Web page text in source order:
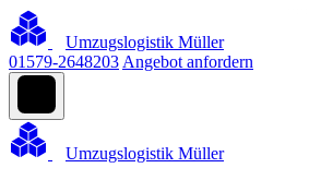
Umzugslogistik Müller
01579-2648203 Angebot anfordern
Umzugslogistik Müller